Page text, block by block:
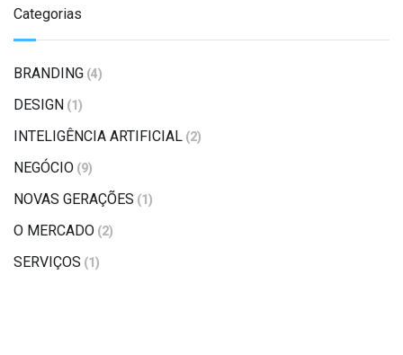
Categorias
BRANDING (4)
DESIGN (1)
INTELIGÊNCIA ARTIFICIAL (2)
NEGÓCIO (9)
NOVAS GERAÇÕES (1)
O MERCADO (2)
SERVIÇOS (1)